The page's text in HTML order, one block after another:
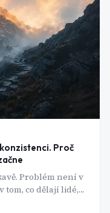
Proč
Problém není v
tom, co dělají lidé,